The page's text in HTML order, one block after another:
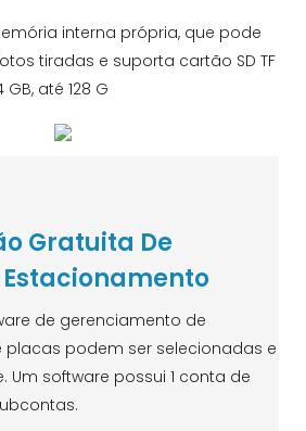
interna própria, que pode
tiradas e suporta cartão SD TF
até 128 G
Gratuita De
de gerenciamento de
podem ser selecionadas e
Um software possui 1 conta de